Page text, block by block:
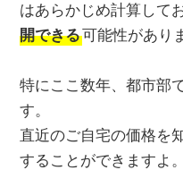
はあらかじめ計算して
開できる可能性があり
特にここ数年、都市部
す。
直近のご自宅の価格を
することができますよ。